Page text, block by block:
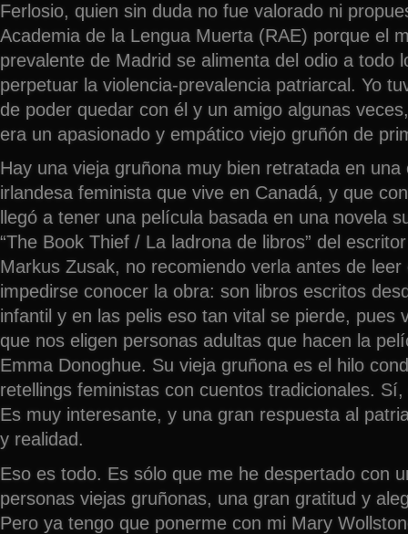
Ferlosio, quien sin duda no fue valorado ni
Academia de la Lengua Muerta (RAE) porque el
prevalente de Madrid se alimenta del odio a todo
perpetuar la violencia-prevalencia patriarcal. Yo
de poder quedar con él y un amigo algunas
era un apasionado y empático viejo gruñón de
Hay una vieja gruñona muy bien retratada en
irlandesa feminista que vive en Canadá, y que
llegó a tener una película basada en una novela
“The Book Thief / La ladrona de libros” del
Markus Zusak, no recomiendo verla antes de
impedirse conocer la obra: son libros escritos
infantil y en las pelis eso tan vital se pierde, pues
que nos eligen personas adultas que hacen la
Emma Donoghue. Su vieja gruñona es el hilo
retellings feministas con cuentos tradicionales.
Es muy interesante, y una gran respuesta al
y realidad.
Eso es todo. Es sólo que me he despertado con
personas viejas gruñonas, una gran gratitud y
Pero ya tengo que ponerme con mi Mary